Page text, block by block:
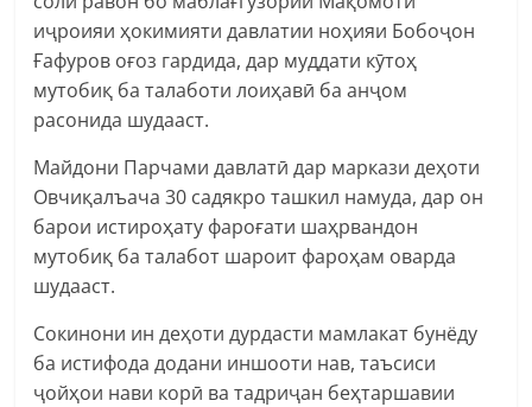
иҷроияи ҳокимияти давлатии ноҳияи Бобоҷон
Ғафуров оғоз гардида, дар муддати кӯтоҳ
мутобиқ ба талаботи лоиҳавӣ ба анҷом
расонида шудааст.
Майдони Парчами давлатӣ дар маркази деҳоти
Овчиқалъача 30 садякро ташкил намуда, дар он
барои истироҳату фароғати шаҳрвандон
мутобиқ ба талабот шароит фароҳам оварда
шудааст.
Сокинони ин деҳоти дурдасти мамлакат бунёду
ба истифода додани иншооти нав, таъсиси
ҷойҳои нави корӣ ва тадриҷан беҳтаршавии